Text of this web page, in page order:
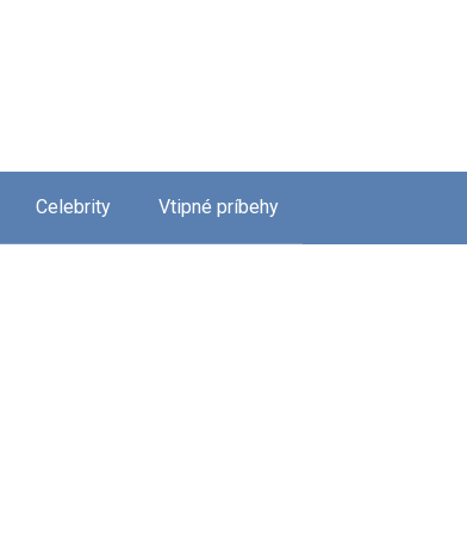
Celebrity Vtipné príbehy